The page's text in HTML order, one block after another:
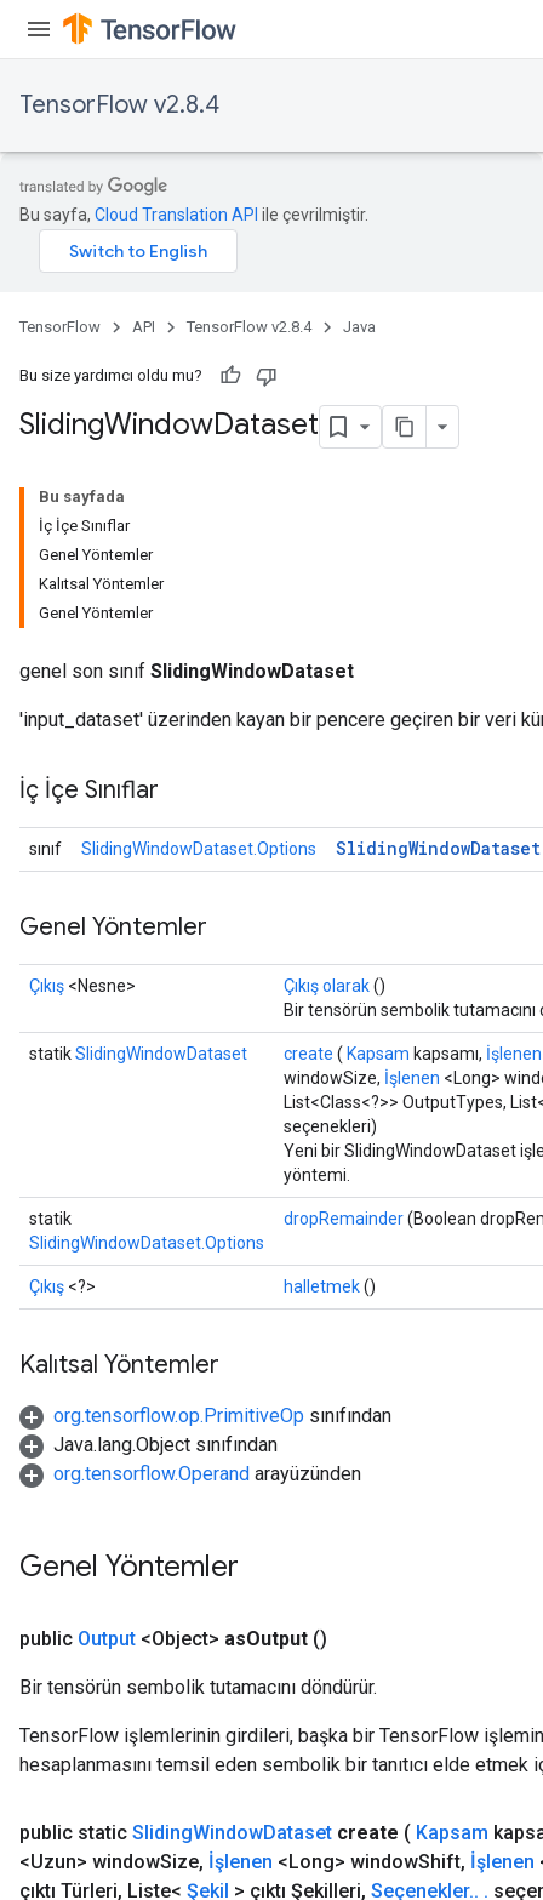
TensorFlow v2.8.4
Bu sayfa, Cloud Translation API ile çevrilmiştir.
TensorFlow API TensorFlow v2.8.4 Java
Bu size yardımcı oldu mu?
SlidingWindowDataset
Bu sayfada
İç İçe Sınıflar
Genel Yöntemler
Kalıtsal Yöntemler
Genel Yöntemler
genel son sınıf SlidingWindowDataset
'input_dataset' üzerinden kayan bir pencere geçiren bir veri
İç İçe Sınıflar
sınıf SlidingWindowDataset.Options SlidingWindowDataset
Genel Yöntemler
Çıkış <Nesne> Çıkış olarak()
Bir tensörün sembolik tutamacını
statikSlidingWindowDataset create ( Kapsam kapsamı, İşlenen
windowSize, İşlenen <Long>
List<Class<?>> OutputTypes,
seçenekleri)
Yeni bir SlidingWindowDataset
yöntemi.
statik
SlidingWindowDataset.Options
dropRemainder(Boolean
Çıkış <?> halletmek()
Kalıtsal Yöntemler
org.tensorflow.op.PrimitiveOp sınıfından
Java.lang.Object sınıfından
org.tensorflow.Operand arayüzünden
Genel Yöntemler
public Output <Object> asOutput ()
Bir tensörün sembolik tutamacını döndürür.
TensorFlow işlemlerinin girdileri, başka bir TensorFlow
hesaplanmasını temsil eden sembolik bir tanıtıcı elde etmek
public static SlidingWindowDataset create ( Kapsam
<Uzun> windowSize, İşlenen <Long> windowShift, İşlenen
çıktı Türleri, Liste< Şekil > çıktı Şekilleri, Seçenekler.. .